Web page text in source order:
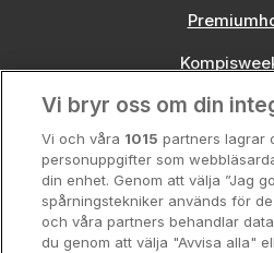
Hotellrum
Vi bryr oss om din
Vi och våra 1015 partners lagrar
personuppgifter som
din enhet. Genom att välja ”Jag
spårningstekniker används för
och våra partners behandlar
du genom att välja "Avvisa alla"